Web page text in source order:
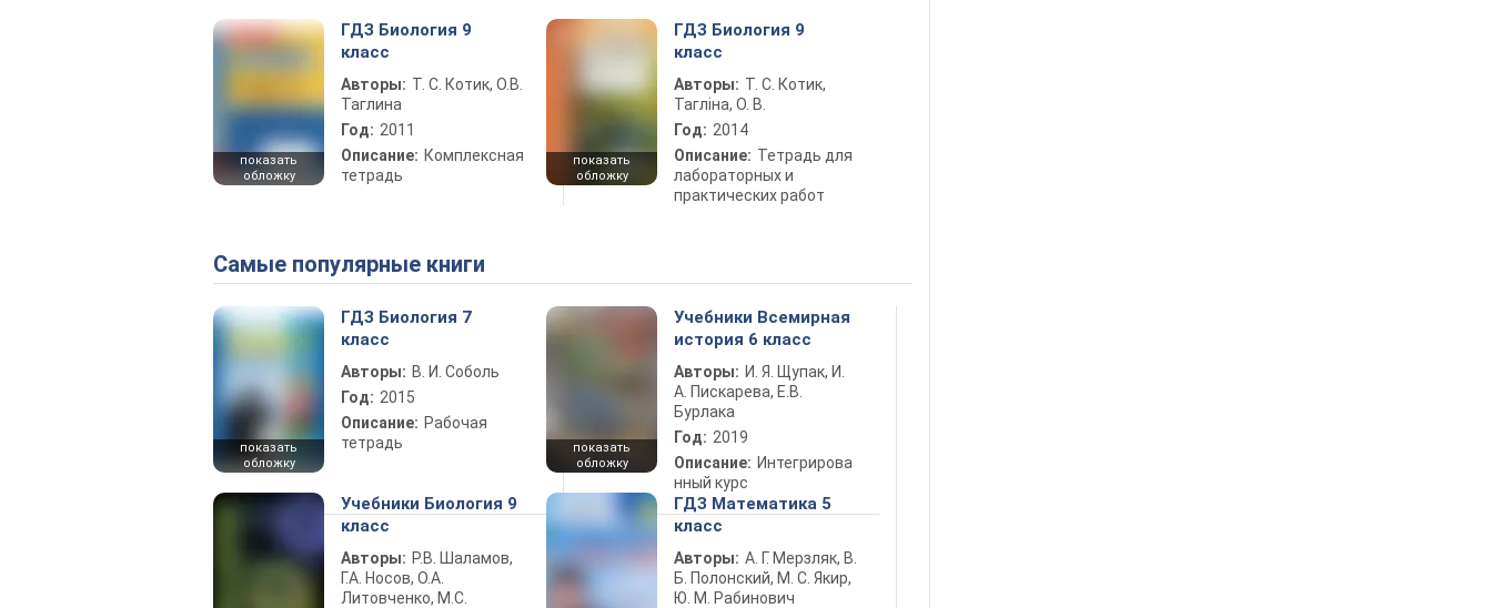
показать
обложку
ГДЗ Биология 9
класс
Авторы: Т. С. Котик, О.В.
Таглина
Год: 2011
Описание: Комплексная
тетрадь
показать
обложку
ГДЗ Биология 9
класс
Авторы: Т. С. Котик,
Тагліна, О. В.
Год: 2014
Описание: Тетрадь для
лабораторных и
практических работ
Самые популярные книги
показать
обложку
ГДЗ Биология 7
класс
Авторы: В. И. Соболь
Год: 2015
Описание: Рабочая
тетрадь
показать
обложку
Учебники Всемирная
история 6 класс
Авторы: И. Я. Щупак, И.
А. Пискарева, Е.В.
Бурлака
Год: 2019
Описание: Интегрирова
нный курс
Учебники Биология 9
класс
Авторы: Р.В. Шаламов,
Г.А. Носов, О.А.
Литовченко, М.С.
ГДЗ Математика 5
класс
Авторы: А. Г. Мерзляк, В.
Б. Полонский, М. С. Якир,
Ю. М. Рабинович